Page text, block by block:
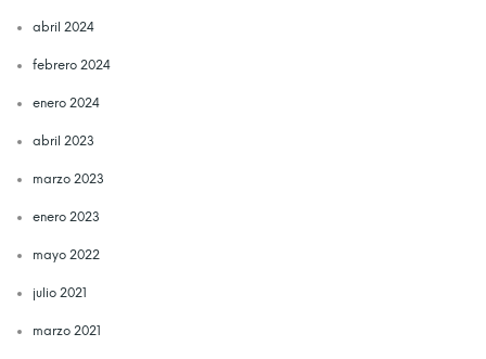
abril 2024
febrero 2024
enero 2024
abril 2023
marzo 2023
enero 2023
mayo 2022
julio 2021
marzo 2021